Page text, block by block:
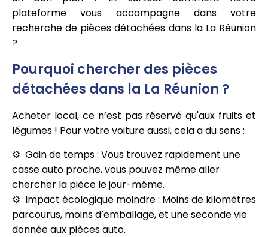
plateforme vous accompagne dans votre
recherche de pièces détachées dans la La Réunion
?
Pourquoi chercher des pièces
détachées dans la La Réunion ?
Acheter local, ce n’est pas réservé qu'aux fruits et
légumes ! Pour votre voiture aussi, cela a du sens :
Gain de temps : Vous trouvez rapidement une
casse auto proche, vous pouvez même aller
chercher la pièce le jour-même.
Impact écologique moindre : Moins de kilomètres
parcourus, moins d’emballage, et une seconde vie
donnée aux pièces auto.